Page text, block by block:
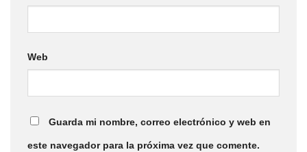
Web
Guarda mi nombre, correo electrónico y web en
este navegador para la próxima vez que comente.